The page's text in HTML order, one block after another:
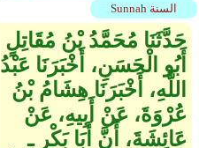
Sunnah السنة
حَدَّثَنَا مُحَمَّدُ بْنُ مُقَاتِلٍ
أَبُو الْحَسَنِ، أَخْبَرَنَا عَبْدُ
اللَّهِ، أَخْبَرَنَا هِشَامُ بْنُ
عُرْوَةَ، عَنْ أَبِيهِ، عَنْ
عَائِشَةَ، أَنَّ أَبَا بَكْرٍ ـ